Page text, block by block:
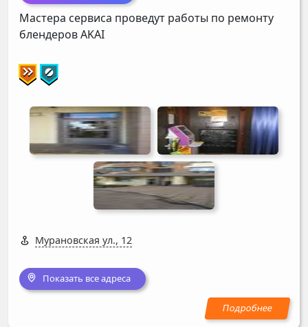
Мастера сервиса проведут работы по ремонту
блендеровAKAI
Мурановская ул., 12
Показать все адреса